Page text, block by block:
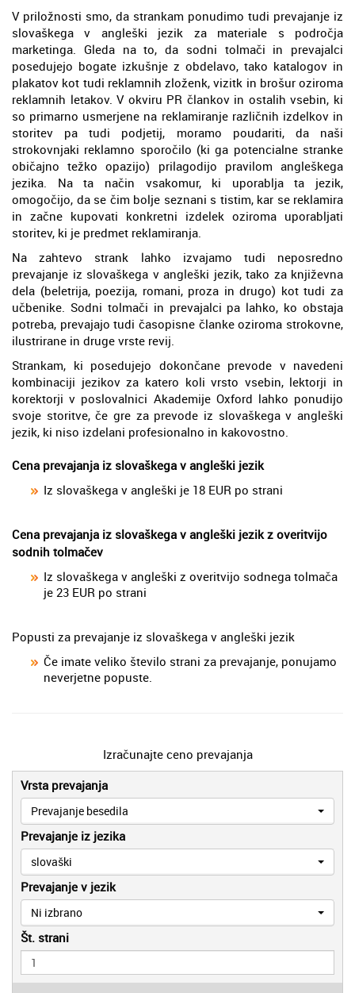
V priložnosti smo, da strankam ponudimo tudi prevajanje iz
slovaškega v angleški jezik za materiale s področja
marketinga. Gleda na to, da sodni tolmači in prevajalci
posedujejo bogate izkušnje z obdelavo, tako katalogov in
plakatov kot tudi reklamnih zloženk, vizitk in brošur oziroma
reklamnih letakov. V okviru PR člankov in ostalih vsebin, ki
so primarno usmerjene na reklamiranje različnih izdelkov in
storitev pa tudi podjetij, moramo poudariti, da naši
strokovnjaki reklamno sporočilo (ki ga potencialne stranke
običajno težko opazijo) prilagodijo pravilom angleškega
jezika. Na ta način vsakomur, ki uporablja ta jezik,
omogočijo, da se čim bolje seznani s tistim, kar se reklamira
in začne kupovati konkretni izdelek oziroma uporabljati
storitev, ki je predmet reklamiranja.
Na zahtevo strank lahko izvajamo tudi neposredno
prevajanje iz slovaškega v angleški jezik, tako za književna
dela (beletrija, poezija, romani, proza in drugo) kot tudi za
učbenike. Sodni tolmači in prevajalci pa lahko, ko obstaja
potreba, prevajajo tudi časopisne članke oziroma strokovne,
ilustrirane in druge vrste revij.
Strankam, ki posedujejo dokončane prevode v navedeni
kombinaciji jezikov za katero koli vrsto vsebin, lektorji in
korektorji v poslovalnici Akademije Oxford lahko ponudijo
svoje storitve, če gre za prevode iz slovaškega v angleški
jezik, ki niso izdelani profesionalno in kakovostno.
Cena prevajanja iz slovaškega v angleški jezik
Iz slovaškega v angleški je 18 EUR po strani
Cena prevajanja iz slovaškega v angleški jezik z overitvijo
sodnih tolmačev
Iz slovaškega v angleški z overitvijo sodnega tolmača
je 23 EUR po strani
Popusti za prevajanje iz slovaškega v angleški jezik
Če imate veliko število strani za prevajanje, ponujamo
neverjetne popuste.
Izračunajte ceno prevajanja
Vrsta prevajanja
Prevajanje besedila
Prevajanje iz jezika
slovaški
Prevajanje v jezik
Ni izbrano
Št. strani